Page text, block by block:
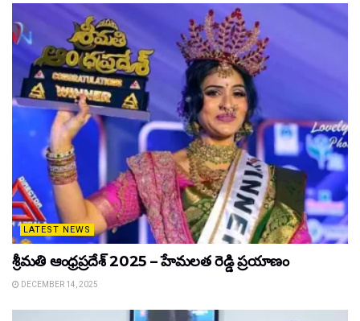
LATEST NEWS
శ్రీమతి ఆంధ్రప్రదేశ్ 2025 – హేమలత రెడ్డి ప్రయాణం
DECEMBER 14, 2025